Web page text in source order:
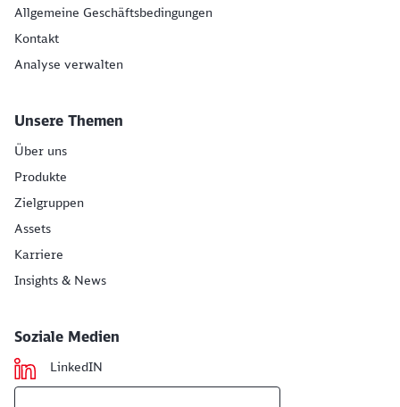
Allgemeine Geschäftsbedingungen
Kontakt
Analyse verwalten
Unsere Themen
Über uns
Produkte
Zielgruppen
Assets
Karriere
Insights & News
Soziale Medien
LinkedIN